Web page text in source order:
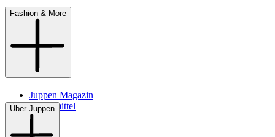
Fashion & More
Juppen Magazin
Pflegemittel
Über Juppen